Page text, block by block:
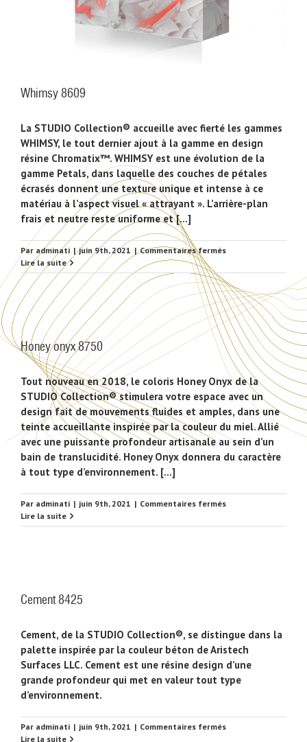
Whimsy 8609
La STUDIO Collection® accueille avec fierté les gammes
WHIMSY, le tout dernier ajout à la gamme en design
résine Chromatix™. WHIMSY est une évolution de la
gamme Petals, dans laquelle des couches de pétales
écrasés donnent une texture unique et intense à ce
matériau à l’aspect visuel « attrayant ». L’arrière-plan
frais et neutre reste uniforme et [...]
Par adminati | juin 9th, 2021 | Commentaires ferméssur
8609
Lire la suite
Honey onyx 8750
Tout nouveau en 2018, le coloris Honey Onyx de la
STUDIO Collection® stimulera votre espace avec un
design fait de mouvements fluides et amples, dans une
teinte accueillante inspirée par la couleur du miel. Allié
avec une puissante profondeur artisanale au sein d’un
bain de translucidité. Honey Onyx donnera du caractère
à tout type d’environnement. [...]
Par adminati | juin 9th, 2021 | Commentaires ferméssur
onyx
Lire la suite
Cement 8425
Cement, de la STUDIO Collection®, se distingue dans la
palette inspirée par la couleur béton de Aristech
Surfaces LLC. Cement est une résine design d’une
grande profondeur qui met en valeur tout type
d’environnement.
Par adminati | juin 9th, 2021 | Commentaires ferméssur
Lire la suite